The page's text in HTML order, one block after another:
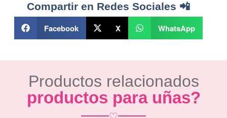
Compartir en Redes Sociales 📲
Facebook X WhatsApp
Productos relacionados
productos para uñas?